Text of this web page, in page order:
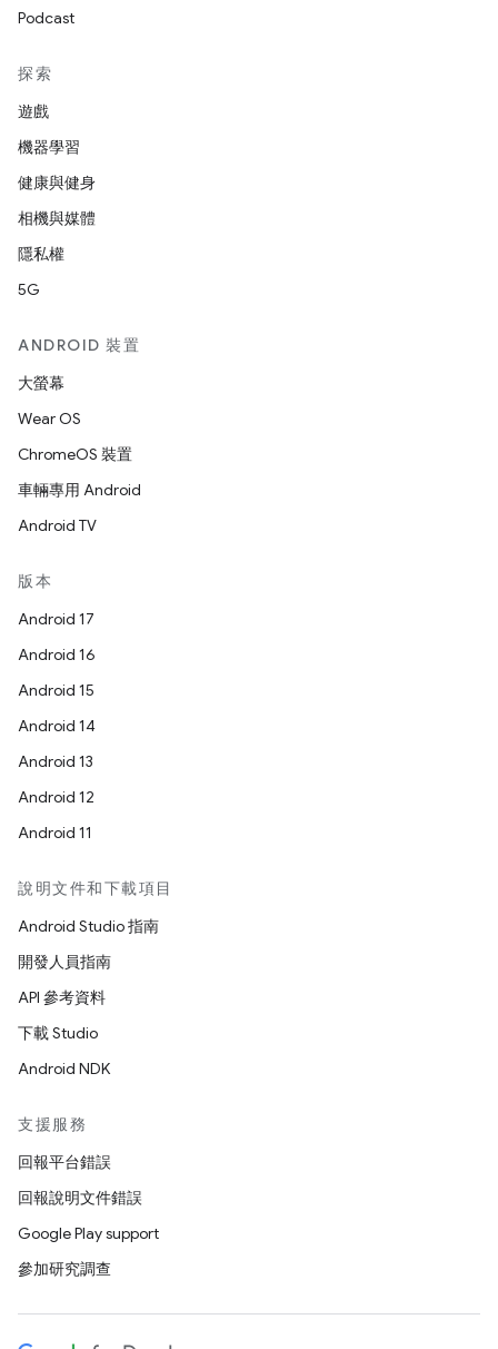
Podcast
探索
遊戲
機器學習
健康與健身
相機與媒體
隱私權
5G
ANDROID 裝置
大螢幕
Wear OS
ChromeOS 裝置
車輛專用 Android
Android TV
版本
Android 17
Android 16
Android 15
Android 14
Android 13
Android 12
Android 11
說明文件和下載項目
Android Studio 指南
開發人員指南
API 參考資料
下載 Studio
Android NDK
支援服務
回報平台錯誤
回報說明文件錯誤
Google Play support
參加研究調查